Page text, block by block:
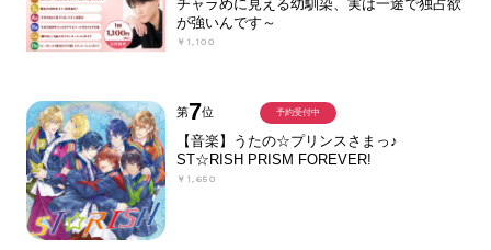
チャラめに見える幼馴染、実は一途で独占欲
が強いんです～
￥1,100
第7位
【音楽】うたの☆プリンスさまっ♪
ST☆RISH PRISM FOREVER!
￥1,650
予約受付中